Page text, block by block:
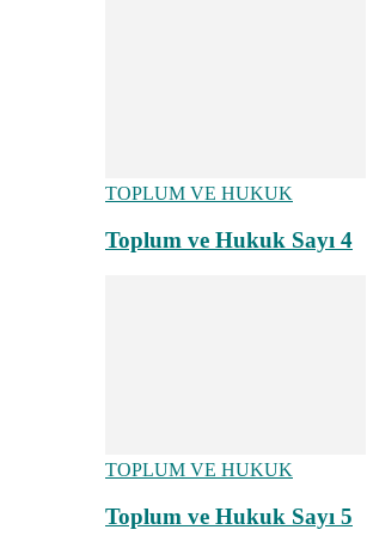
TOPLUM VE HUKUK
Toplum ve Hukuk Sayı 4
TOPLUM VE HUKUK
Toplum ve Hukuk Sayı 5